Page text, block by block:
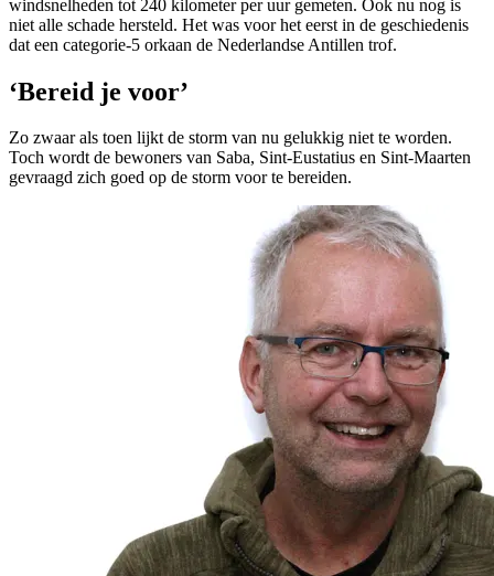
windsnelheden tot 240 kilometer per uur gemeten. Ook nu nog is
niet alle schade hersteld. Het was voor het eerst in de geschiedenis
dat een categorie-5 orkaan de Nederlandse Antillen trof.
‘Bereid je voor’
Zo zwaar als toen lijkt de storm van nu gelukkig niet te worden.
Toch wordt de bewoners van Saba, Sint-Eustatius en Sint-Maarten
gevraagd zich goed op de storm voor te bereiden.